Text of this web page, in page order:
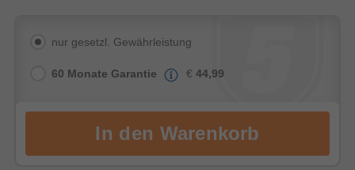
nur gesetzl. Gewährleistung
60 Monate Garantie € 44,99